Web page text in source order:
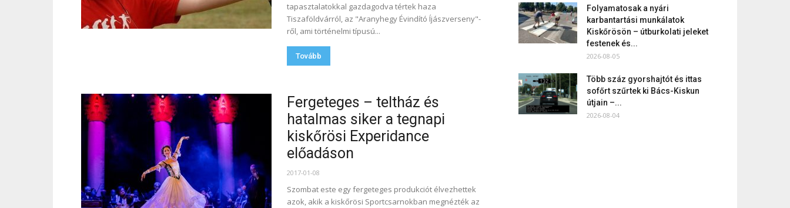
tapasztalatokkal gazdagodva tértek haza
Tiszaföldvárról, az "Aranyhegy Évindító Íjászverseny"-
ről, ami történelmi típusú...
Tovább
Fergeteges – teltház és
hatalmas siker a tegnapi
kiskőrösi Experidance
előadáson
2017-01-08
Szombat este egy fergeteges produkciót élvezhettek
azok, akik a kiskőrösi Sportcsarnokban megnézték az
Folyamatosak a nyári
karbantartási munkálatok
Kiskőrösön – útburkolati jeleket
festenek és...
2026-08-05
Több száz gyorshajtót és ittas
sofőrt szűrtek ki Bács-Kiskun
útjain –...
2026-08-04